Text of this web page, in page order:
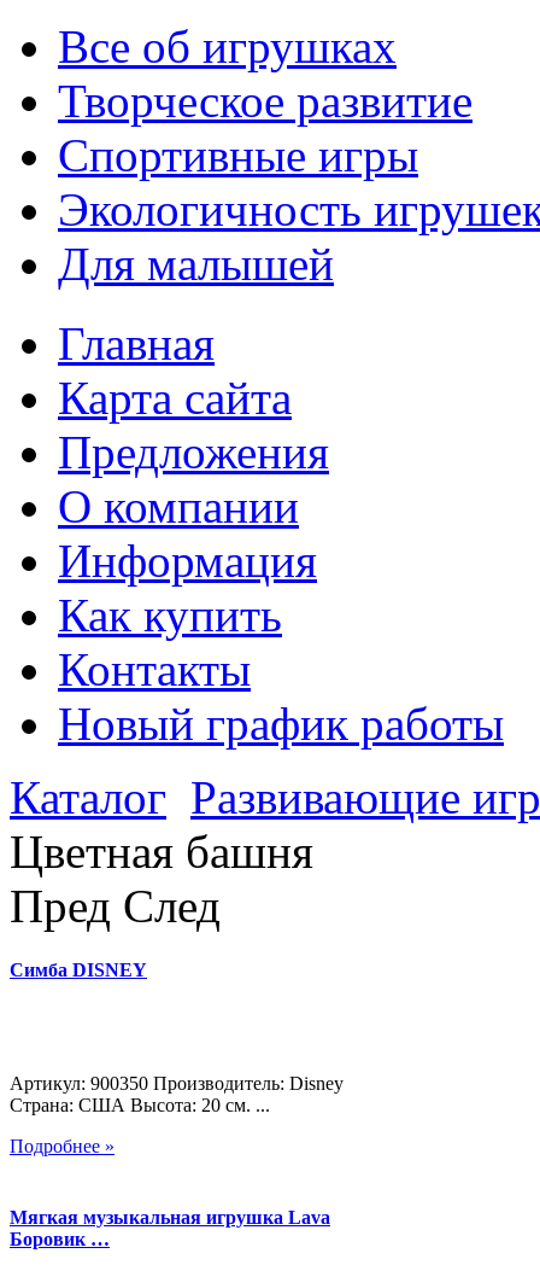
Все об игрушках
Творческое развитие
Спортивные игры
Экологичность
Для малышей
Главная
Карта сайта
Предложения
О компании
Информация
Как купить
Контакты
Новый график работы
Каталог Развивающие
Цветная башня
Пред След
Симба DISNEY
Артикул: 900350 Производитель: Disney
Страна: США Высота: 20 см. ...
Подробнее »
Мягкая музыкальная игрушка Lava
Боровик …